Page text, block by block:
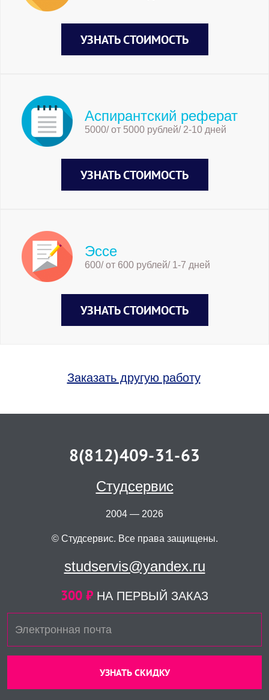
УЗНАТЬ СТОИМОСТЬ
Аспирантский реферат
5000/ от 5000 рублей/ 2-10 дней
УЗНАТЬ СТОИМОСТЬ
Эссе
600/ от 600 рублей/ 1-7 дней
УЗНАТЬ СТОИМОСТЬ
Заказать другую работу
8(812)409-31-63
Студсервис
2004 — 2026
© Студсервис. Все права защищены.
studservis@yandex.ru
300 ₽ НА ПЕРВЫЙ ЗАКАЗ
УЗНАТЬ СКИДКУ